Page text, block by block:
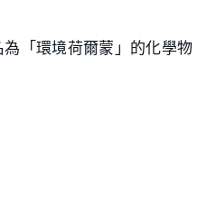
「環境荷爾蒙」的化學物